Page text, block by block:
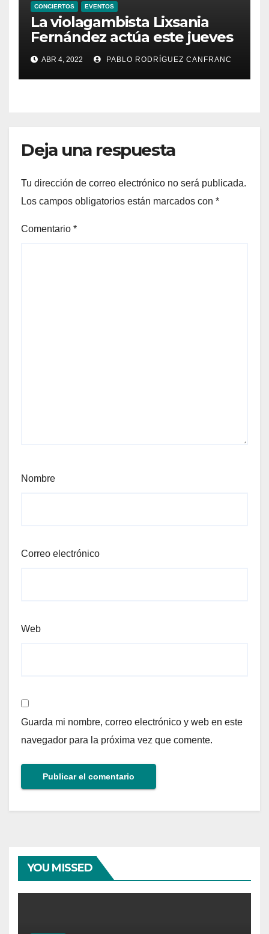
CONCIERTOS EVENTOS
La violagambista Lixsania
Fernández actúa este jueves
en el ciclo de música en
directo de Fundación Cañada
Blanch
ABR 4, 2022 PABLO RODRÍGUEZ CANFRANC
Deja una respuesta
Tu dirección de correo electrónico no será publicada.
Los campos obligatorios están marcados con *
Comentario *
Nombre
Correo electrónico
Web
Guarda mi nombre, correo electrónico y web en este
navegador para la próxima vez que comente.
YOU MISSED